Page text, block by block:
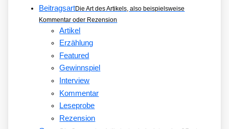
BeitragsartDie Art des Artikels, also beispielsweise
Kommentar oder Rezension
Artikel
Erzählung
Featured
Gewinnspiel
Interview
Kommentar
Leseprobe
Rezension